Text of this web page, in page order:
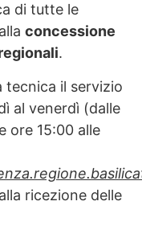
di tutte le
concessione
.
tecnica il servizio
al venerdì (dalle
ore 15:00 alle
ricezione delle